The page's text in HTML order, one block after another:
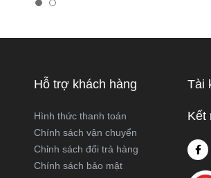
sẽ
sắt cầm tay, khiến nhiều người
và tư vấn chọn lựa loại máy
nhất với nhu cầu sử dụng thực tế.
Hỗ trợ khách hàng
Hình thức thanh toán
Chính sách vận chuyển
Chỉnh sách đổi trả hàng
Chính sách bảo mật
Tài
Kết